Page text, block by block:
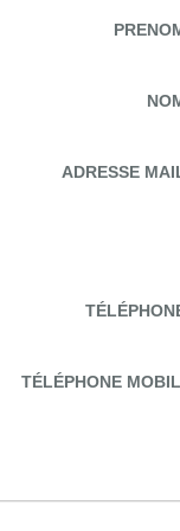
ADRESSE
TÉLÉPHONE